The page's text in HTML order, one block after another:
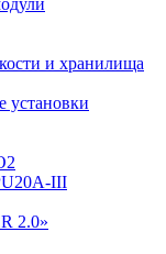
и хранилища
установки
III
2.0»